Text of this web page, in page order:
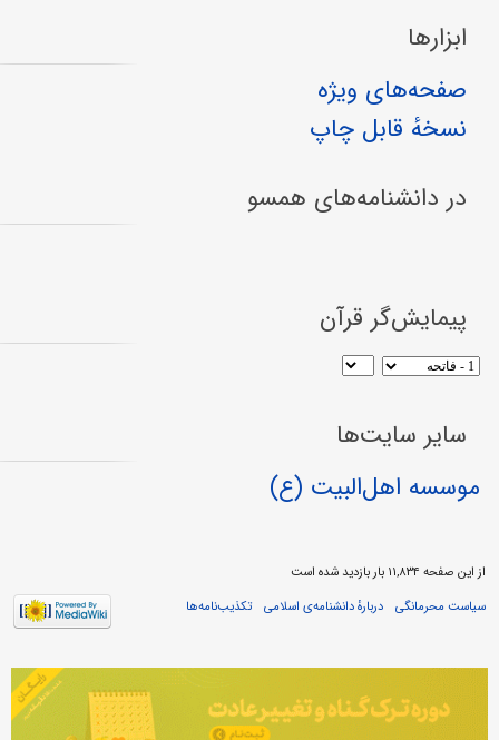
ابزارها
صفحه‌های ویژه
نسخهٔ قابل چاپ
در دانشنامه‌های همسو
پیمایش‌گر قرآن
سایر سایت‌ها
موسسه اهل‌البیت (ع)
از این صفحه ۱۱,۸۳۴ بار بازدید شده است
سیاست محرمانگی
دربارهٔ دانشنامه‌ی اسلامی تکذیب‌نامه‌ها